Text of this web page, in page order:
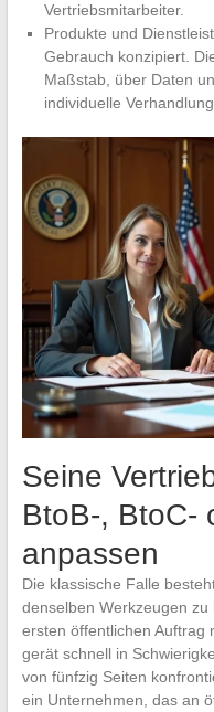
Vertriebsmitarbeiter.
Produkte und
Gebrauch konzipiert.
Maßstab, über Daten
individuelle
Seine
BtoB-, BtoC-
anpassen
Die klassische Falle
denselben Werkzeugen
ersten öffentlichen Auftrag
gerät schnell in
von fünfzig Seiten
ein Unternehmen, das an